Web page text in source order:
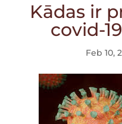
Kādas ir
covid-
Feb 10,